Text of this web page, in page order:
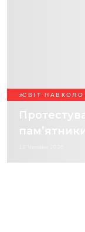
СВІТ НАВКОЛО